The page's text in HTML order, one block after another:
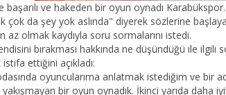
ve hakeden bir oyun oynadı Karabükspor.
çok da şey yok aslında" diyerek sözlerine
az olmak kaydıyla soru sormalarını istedi.
bırakması hakkında ne düşündüğü ile
ettiğini açıkladı:
oyuncularıma anlatmak istediğim ve bir
yakışmayan bir oyun oynadık. İkinci yarıda daha